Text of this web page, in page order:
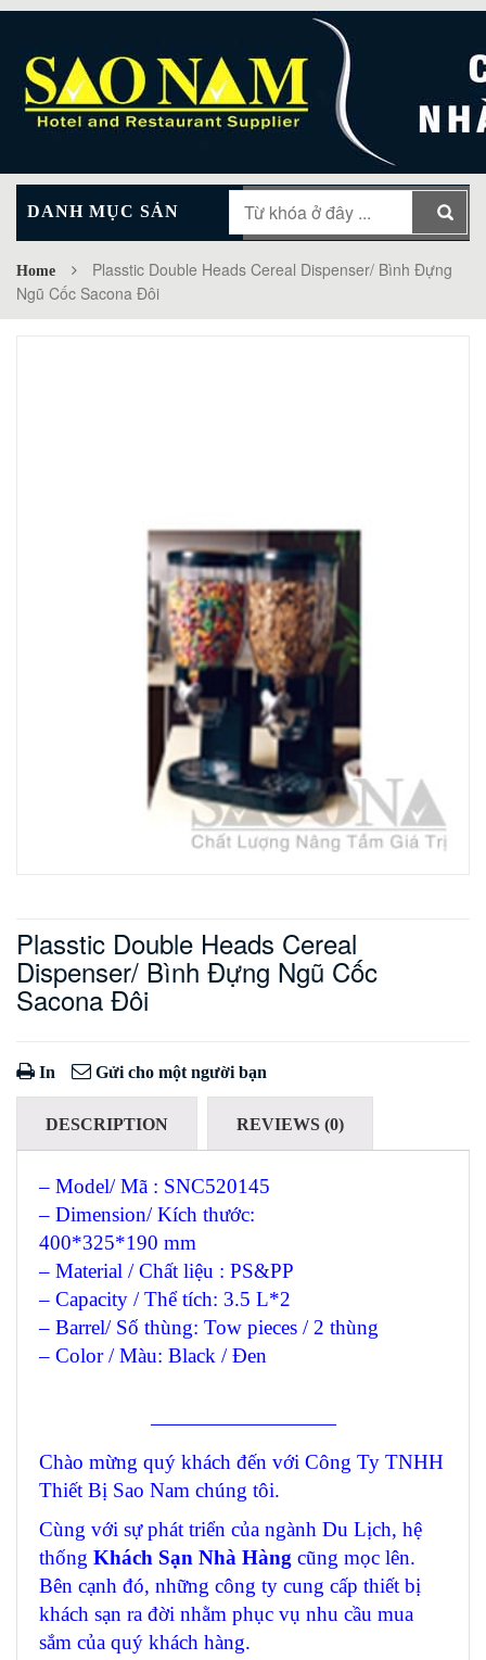
DANH MỤC SẢN
PHẨM
MAIN MENU
Home
Plasstic Double Heads Cereal Dispenser/ Bình Đựng
Ngũ Cốc Sacona Đôi
Plasstic Double Heads Cereal
Dispenser/ Bình Đựng Ngũ Cốc
Sacona Đôi
In Gửi cho một người bạn
DESCRIPTION REVIEWS (0)
– Model/ Mã : SNC520145
– Dimension/ Kích thước:
400*325*190 mm
– Material / Chất liệu : PS&PP
– Capacity / Thể tích: 3.5 L*2
– Barrel/ Số thùng: Tow pieces / 2 thùng
– Color / Màu: Black / Đen
—————————
Chào mừng quý khách đến với Công Ty TNHH
Thiết Bị Sao Nam chúng tôi.
Cùng với sự phát triển của ngành Du Lịch, hệ
thống Khách Sạn Nhà Hàng cũng mọc lên.
Bên cạnh đó, những công ty cung cấp thiết bị
khách sạn ra đời nhằm phục vụ nhu cầu mua
sắm của quý khách hàng.